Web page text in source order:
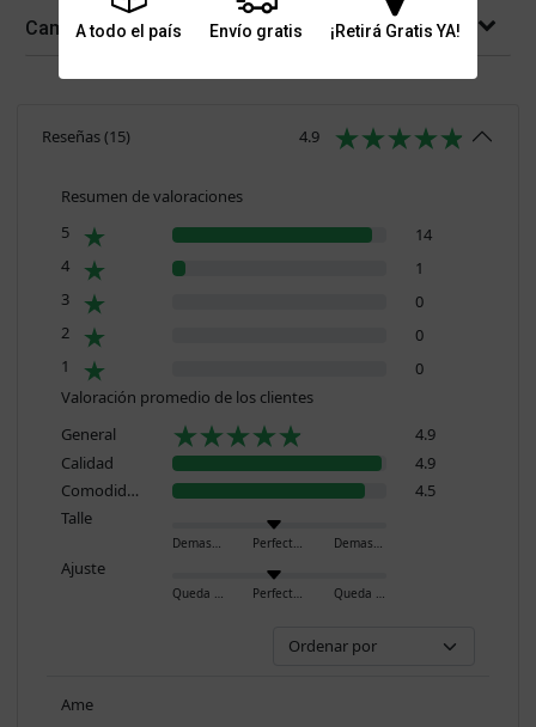
A todo el país Envío gratis ¡Retirá Gratis YA!
Cambios y devoluciones
Reseñas(15) 4.9
Resumen de valoraciones
5
14
4
1
3
0
2
0
1
0
Valoración promedio de los clientes
General
4.9
Calidad
4.9
Comodidad
4.5
Talle
Demasiado pequeño Perfecto Demasiado grande
Ajuste
Queda ajustado Perfecto Queda holgado
Ame